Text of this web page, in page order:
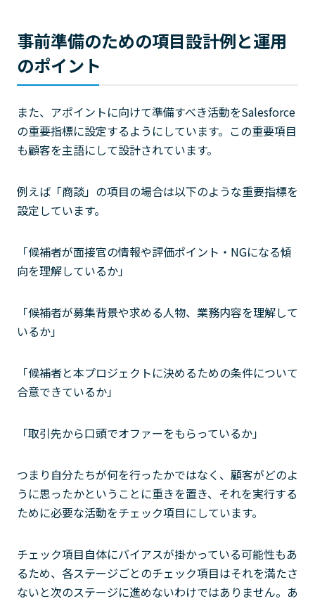
事前準備のための項目設計例と運用
のポイント
また、アポイントに向けて準備すべき活動をSalesforce
の重要指標に設定するようにしています。この重要項目
も顧客を主語にして設計されています。
例えば「商談」の項目の場合は以下のような重要指標を
設定しています。
「候補者が面接官の情報や評価ポイント・NGになる傾
向を理解しているか」
「候補者が募集背景や求める人物、業務内容を理解して
いるか」
「候補者と本プロジェクトに決めるための条件について
合意できているか」
「取引先から口頭でオファーをもらっているか」
つまり自分たちが何を行ったかではなく、顧客がどのよ
うに思ったかということに重きを置き、それを実行する
ために必要な活動をチェック項目にしています。
チェック項目自体にバイアスが掛かっている可能性もあ
るため、各ステージごとのチェック項目はそれを満たさ
ないと次のステージに進めないわけではありません。あ